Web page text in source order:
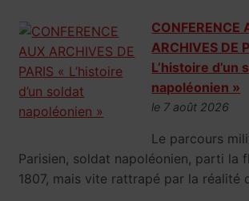
CONFERENCE
ARCHIVES DE
L’histoire d’un
napoléonien »
le 7 août 2026
Le parcours
Parisien, soldat napoléonien, parti la
1807, mais vite rattrapé par la réalité